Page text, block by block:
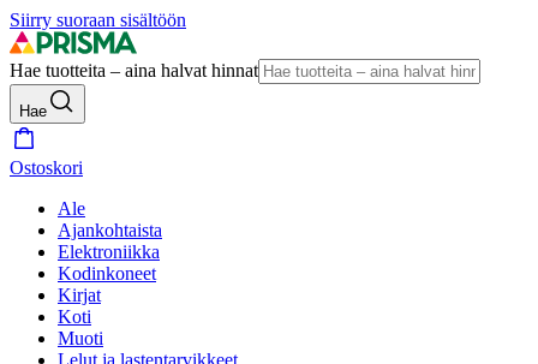
Siirry suoraan sisältöön
Hae tuotteita – aina halvat hinnat
Hae
Ostoskori
Ale
Ajankohtaista
Elektroniikka
Kodinkoneet
Kirjat
Koti
Muoti
Lelut ja lastentarvikkeet